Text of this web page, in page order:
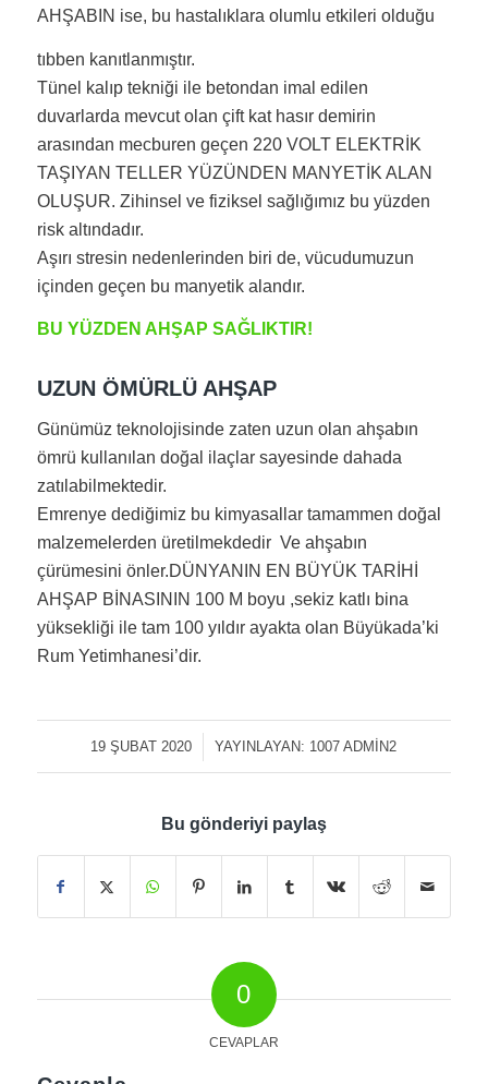
AHŞABIN ise, bu hastalıklara olumlu etkileri olduğu
tıbben kanıtlanmıştır.
Tünel kalıp tekniği ile betondan imal edilen
duvarlarda mevcut olan çift kat hasır demirin
arasından mecburen geçen 220 VOLT ELEKTRİK
TAŞIYAN TELLER YÜZÜNDEN MANYETİK ALAN
OLUŞUR. Zihinsel ve fiziksel sağlığımız bu yüzden
risk altındadır.
Aşırı stresin nedenlerinden biri de, vücudumuzun
içinden geçen bu manyetik alandır.
BU YÜZDEN AHŞAP SAĞLIKTIR!
UZUN ÖMÜRLÜ AHŞAP
Günümüz teknolojisinde zaten uzun olan ahşabın
ömrü kullanılan doğal ilaçlar sayesinde dahada
zatılabilmektedir.
Emrenye dediğimiz bu kimyasallar tamammen doğal
malzemelerden üretilmekdedir Ve ahşabın
çürümesini önler.DÜNYANIN EN BÜYÜK TARİHİ
AHŞAP BİNASININ 100 M boyu ,sekiz katlı bina
yüksekliği ile tam 100 yıldır ayakta olan Büyükada’ki
Rum Yetimhanesi’dir.
19 ŞUBAT 2020
/ YAYINLAYAN: 1007 ADMIN2
Bu gönderiyi paylaş
0
CEVAPLAR